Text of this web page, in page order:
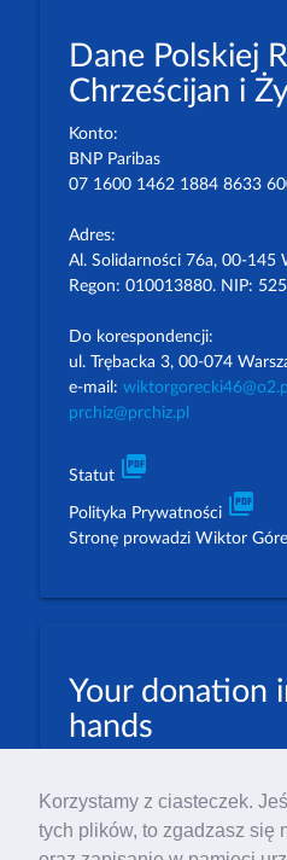
Korzystamy z ciasteczek.
tych plików, to zgadzasz się
Dane Polskiej
Chrześcijan i
Konto:
BNP Paribas
07 1600 1462 1884 8633
Adres:
Al. Solidarności 76a, 00-145
Regon: 010013880. NIP:
Do korespondencji:
ul. Trębacka 3, 00-074
e-mail: wiktorgorecki46@o2.pl
prchiz@prchiz.pl
Statut picture_as_pdf
Polityka Prywatności picture_as_pdf
Stronę prowadzi Wiktor
Your donation
hands
EUR: 23 1600 1462 1884
Numer IBAN: PL23 1 600